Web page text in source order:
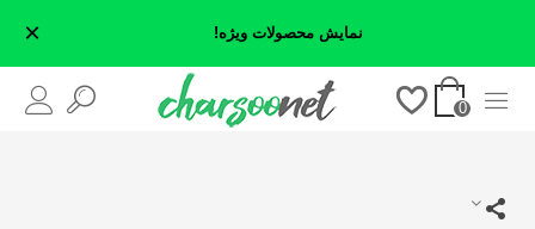
نمایش محصولات ویژه! ×
0